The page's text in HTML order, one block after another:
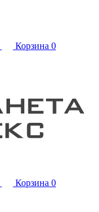
Корзина 0
Корзина 0